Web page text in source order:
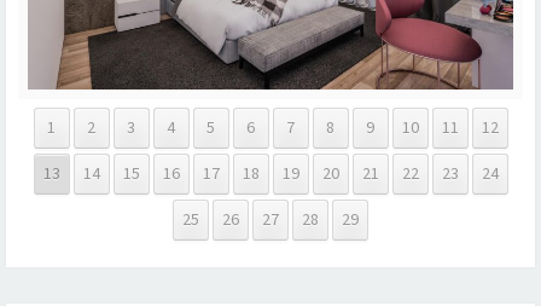
1 2 3 4 5 6 7 8 9 10 11
12
13
14 15 16 17 18 19 20 21 22 23
24
25
26 27 28 29